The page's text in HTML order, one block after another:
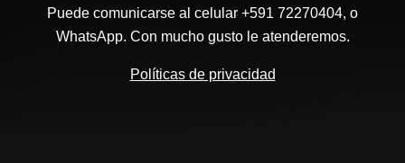
Puede comunicarse al celular +591 72270404, o
WhatsApp. Con mucho gusto le atenderemos.
Políticas de privacidad